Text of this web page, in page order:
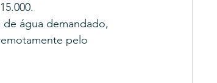
água demandado,
pelo